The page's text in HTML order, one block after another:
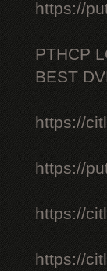
https://
PTHCP
BEST
https://
https://
https://
https://